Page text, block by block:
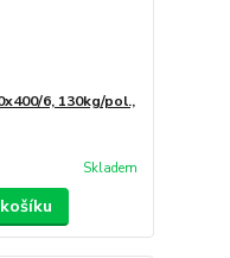
6, 130kg/pol.,
Skladem